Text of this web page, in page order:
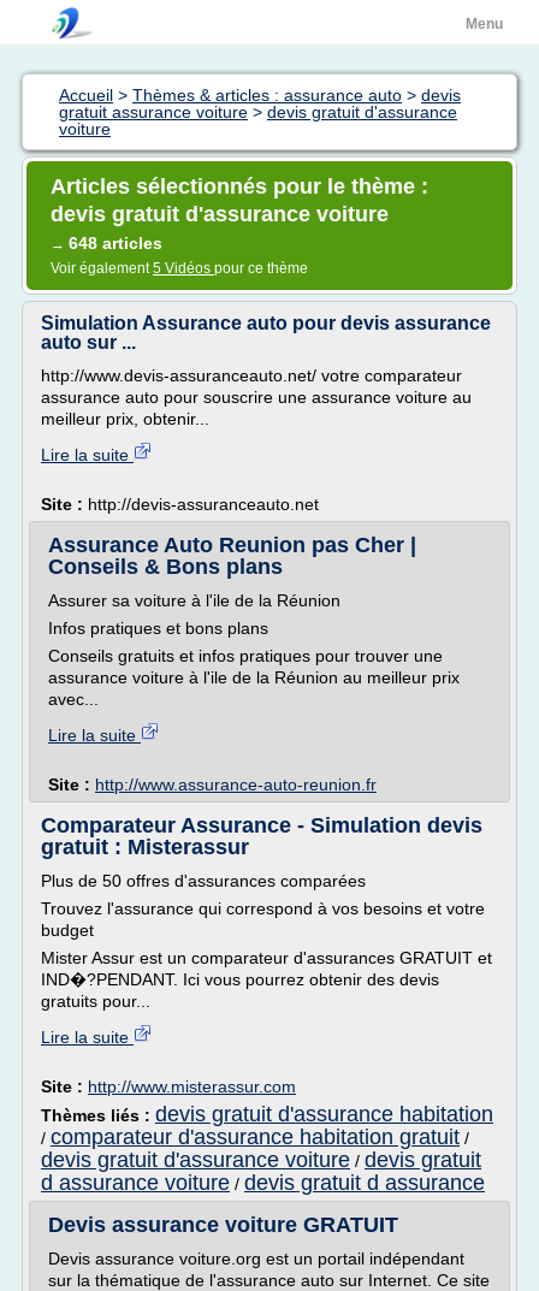
Menu
Accueil > Thèmes & articles : assurance auto > devis
gratuit assurance voiture > devis gratuit d'assurance
voiture
Articles sélectionnés pour le thème :
devis gratuit d'assurance voiture
→ 648 articles
Voir également5 Vidéos pour ce thème
Simulation Assurance auto pour devis assurance
auto sur ...
http://www.devis-assuranceauto.net/ votre comparateur
assurance auto pour souscrire une assurance voiture au
meilleur prix, obtenir...
Lire la suite
Site : http://devis-assuranceauto.net
Assurance Auto Reunion pas Cher |
Conseils & Bons plans
Assurer sa voiture à l'ile de la Réunion
Infos pratiques et bons plans
Conseils gratuits et infos pratiques pour trouver une
assurance voiture à l'ile de la Réunion au meilleur prix
avec...
Lire la suite
Site : http://www.assurance-auto-reunion.fr
Comparateur Assurance - Simulation devis
gratuit : Misterassur
Plus de 50 offres d'assurances comparées
Trouvez l'assurance qui correspond à vos besoins et votre
budget
Mister Assur est un comparateur d'assurances GRATUIT et
IND�?PENDANT. Ici vous pourrez obtenir des devis
gratuits pour...
Lire la suite
Site : http://www.misterassur.com
Thèmes liés : devis gratuit d'assurance habitation
/ comparateur d'assurance habitation gratuit /
devis gratuit d'assurance voiture / devis gratuit
d assurance voiture / devis gratuit d assurance
Devis assurance voiture GRATUIT
Devis assurance voiture.org est un portail indépendant
sur la thématique de l'assurance auto sur Internet. Ce site